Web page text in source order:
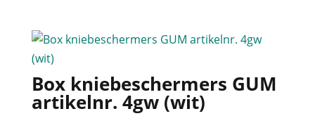
Box kniebeschermers GUM
artikelnr. 4gw (wit)